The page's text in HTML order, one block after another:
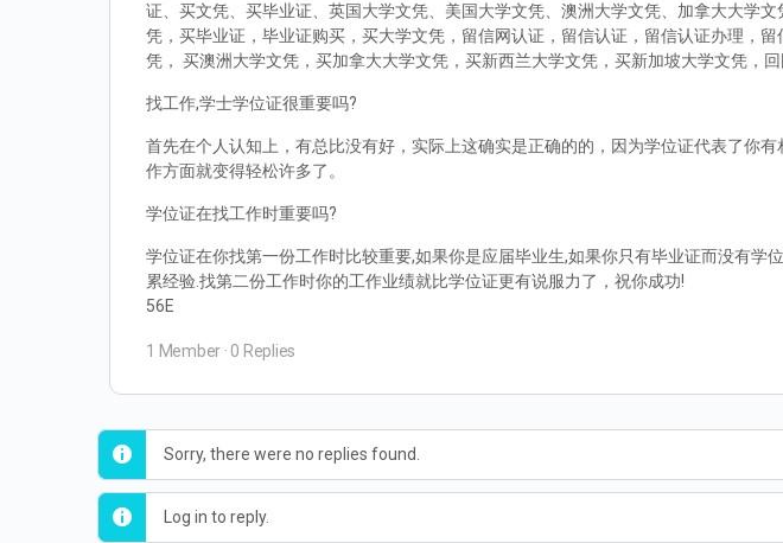
证、买文凭、买毕业证、英国大学文凭、美国大学文凭、澳洲大学文凭、加拿大大学
凭，买毕业证，毕业证购买，买大学文凭，留信网认证，留信认证，留信认证办理，
凭， 买澳洲大学文凭，买加拿大大学文凭，买新西兰大学文凭，买新加坡大学文凭，
找工作,学士学位证很重要吗?
首先在个人认知上，有总比没有好，实际上这确实是正确的的，因为学位证代表了你
作方面就变得轻松许多了。
学位证在找工作时重要吗?
学位证在你找第一份工作时比较重要,如果你是应届毕业生,如果你只有毕业证而没有学
累经验.找第二份工作时你的工作业绩就比学位证更有说服力了，祝你成功!
56E
1 Member · 0 Replies
Sorry, there were no replies found.
Log in to reply.